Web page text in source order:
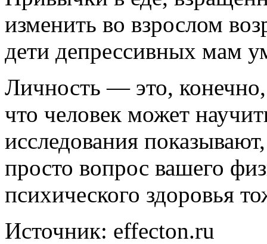
изменить во взрослом
дети депрессивных мам
Личность — это, конечно,
что человек может
исследования
просто вопрос вашего
психического здоровья
Источник: effecton.ru